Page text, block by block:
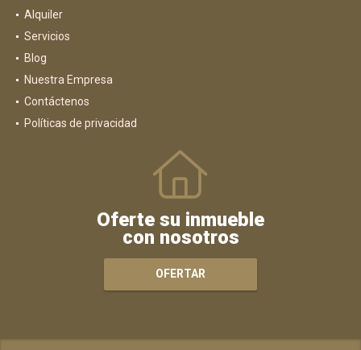
Alquiler
Servicios
Blog
Nuestra Empresa
Contáctenos
Políticas de privacidad
Oferte su inmueble
con nosotros
OFERTAR